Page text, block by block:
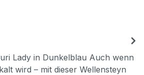
Lady in Dunkelblau Auch wenn
wird – mit dieser Wellensteyn